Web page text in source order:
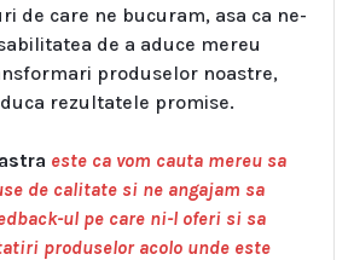
de care ne bucuram, asa ca ne-
de a aduce mereu
produselor noastre,
rezultatele promise.
este ca vom cauta mereu sa
de calitate si ne angajam sa
ul pe care ni-l oferi si sa
produselor acolo unde este